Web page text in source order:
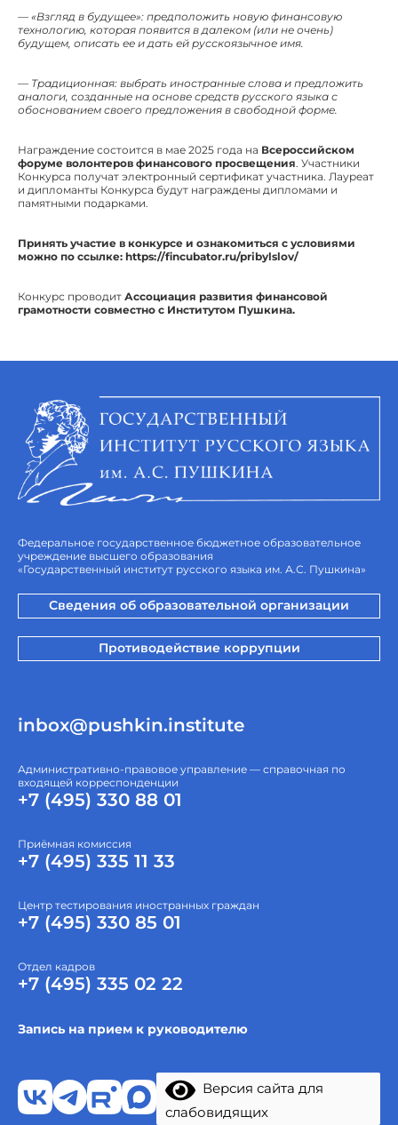
— «Взгляд в будущее»: предположить новую финансовую
технологию, которая появится в далеком (или не очень)
будущем, описать ее и дать ей русскоязычное имя.
— Традиционная: выбрать иностранные слова и предложить
аналоги, созданные на основе средств русского языка с
обоснованием своего предложения в свободной форме.
Награждение состоится в мае 2025 года на Всероссийском
форуме волонтеров финансового просвещения. Участники
Конкурса получат электронный сертификат участника. Лауреат
и дипломанты Конкурса будут награждены дипломами и
памятными подарками.
Принять участие в конкурсе и ознакомиться с условиями
можно по ссылке: https://fincubator.ru/pribylslov/
Конкурс проводит Ассоциация развития финансовой
грамотности совместно с Институтом Пушкина.
Федеральное государственное бюджетное образовательное
учреждение высшего образования
«Государственный институт русского языка им. А.С. Пушкина»
Сведения об образовательной организации
Противодействие коррупции
inbox@pushkin.institute
Административно-правовое управление — справочная по
входящей корреспонденции
+7 (495) 330 88 01
Приёмная комиссия
+7 (495) 335 11 33
Центр тестирования иностранных граждан
+7 (495) 330 85 01
Отдел кадров
+7 (495) 335 02 22
Запись на прием к руководителю
Версия сайта для
слабовидящих